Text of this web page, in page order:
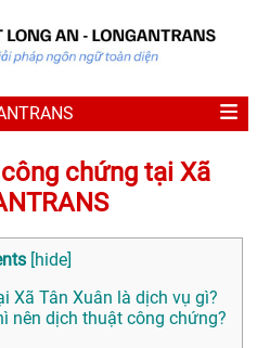
chứng tại Xã
[hide]
Xã Tân Xuân là dịch vụ gì?
nên dịch thuật công chứng?